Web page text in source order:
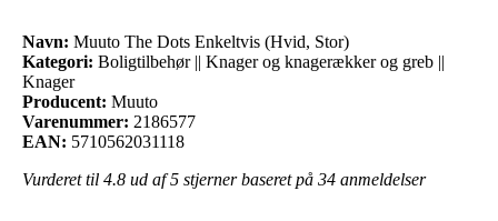
Navn: Muuto The Dots Enkeltvis (Hvid, Stor)
Kategori: Boligtilbehør || Knager og knagerækker og greb ||
Knager
Producent: Muuto
Varenummer: 2186577
EAN: 5710562031118
Vurderet til 4.8 ud af 5 stjerner baseret på 34 anmeldelser